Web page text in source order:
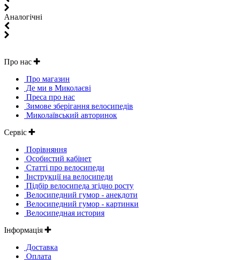
Aналогічні
Про нас
Про магазин
Де ми в Миколаєві
Преса про нас
Зимове зберігання велосипедів
Миколаївський авторинок
Сервіс
Порівняння
Особистий кабінет
Статті про велосипеди
Інструкції на велосипеди
Підбір велосипеда згідно росту
Велосипедний гумор - анекдоти
Велосипедний гумор - картинки
Велосипедная история
Інформація
Доставка
Оплата